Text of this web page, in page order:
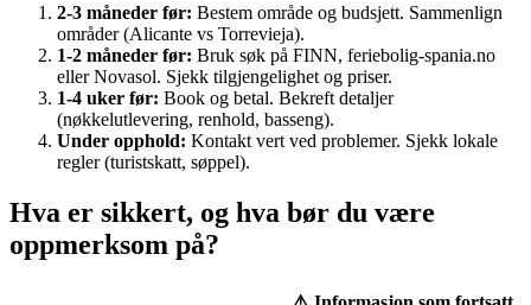
2-3 måneder før: Bestem område og budsjett. Sammenlign
områder (Alicante vs Torrevieja).
1-2 måneder før: Bruk søk på FINN, feriebolig-spania.no
eller Novasol. Sjekk tilgjengelighet og priser.
1-4 uker før: Book og betal. Bekreft detaljer
(nøkkelutlevering, renhold, basseng).
Under opphold: Kontakt vert ved problemer. Sjekk lokale
regler (turistskatt, søppel).
Hva er sikkert, og hva bør du være
oppmerksom på?